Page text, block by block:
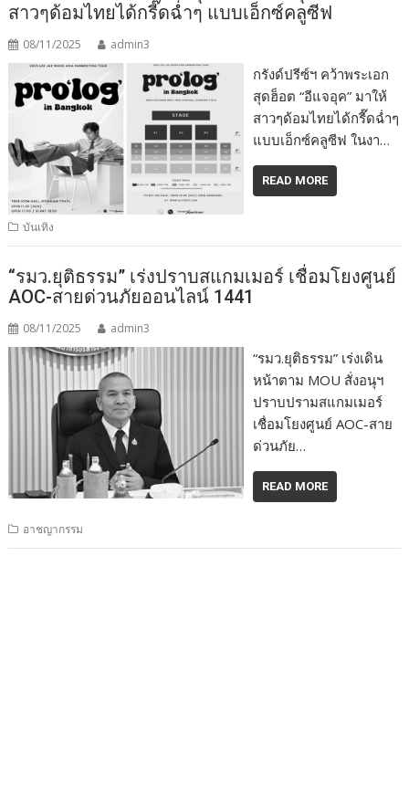
สาวๆด้อมไทยได้กรี๊ดฉ่ำๆ แบบเอ็กซ์คลูซีฟ
08/11/2025 admin3
กรังด์ปรีซ์ฯ คว้าพระเอก
สุดฮ็อต “อีแจอุค” มาให้
สาวๆด้อมไทยได้กรี๊ดฉ่ำๆ
แบบเอ็กซ์คลูซีฟ ในงา…
READ MORE
บันเทิง
“รมว.ยุติธรรม” เร่งปราบสแกมเมอร์ เชื่อมโยงศูนย์
AOC-สายด่วนภัยออนไลน์ 1441
08/11/2025 admin3
“รมว.ยุติธรรม” เร่งเดิน
หน้าตาม MOU สั่งอนุฯ
ปราบปรามสแกมเมอร์
เชื่อมโยงศูนย์ AOC-สาย
ด่วนภัย…
READ MORE
อาชญากรรม